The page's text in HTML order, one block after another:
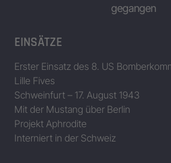
gegangen
EINSÄTZE
Erster Einsatz des 8. US
Lille Fives
Schweinfurt – 17. August 1943
Mit der Mustang über Berlin
Projekt Aphrodite
Interniert in der Schweiz